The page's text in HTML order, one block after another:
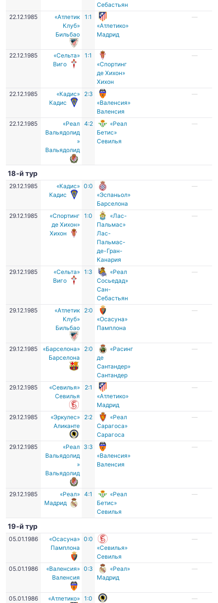
Себастьян
22.12.1985
«Атлетик
Клуб»
Бильбао
1:1
«Атлетико»
Мадрид
—
22.12.1985
«Сельта»
Виго
1:1
«Спортинг
де Хихон»
Хихон
—
22.12.1985
«Кадис»
Кадис
2:3
«Валенсия»
Валенсия
—
22.12.1985
«Реал
Вальядолид
»
Вальядолид
4:2
«Реал
Бетис»
Севилья
—
18-й тур
29.12.1985
«Кадис»
Кадис
0:0
«Эспаньол»
Барселона
—
29.12.1985
«Спортинг
де Хихон»
Хихон
1:0
«Лас-
Пальмас»
Лас-
Пальмас-
де-Гран-
Канария
—
29.12.1985
«Сельта»
Виго
1:3
«Реал
Сосьедад»
Сан-
Себастьян
—
29.12.1985
«Атлетик
Клуб»
Бильбао
2:0
«Осасуна»
Памплона
—
29.12.1985
«Барселона»
Барселона
2:0
«Расинг
де
Сантандер»
Сантандер
—
29.12.1985
«Севилья»
Севилья
2:1
«Атлетико»
Мадрид
—
29.12.1985
«Эркулес»
Аликанте
2:2
«Реал
Сарагоса»
Сарагоса
—
29.12.1985
«Реал
Вальядолид
»
Вальядолид
3:3
«Валенсия»
Валенсия
—
29.12.1985
«Реал»
Мадрид
4:1
«Реал
Бетис»
Севилья
—
19-й тур
05.01.1986
«Осасуна»
Памплона
0:0
«Севилья»
Севилья
—
05.01.1986
«Валенсия»
Валенсия
0:3
«Реал»
Мадрид
—
05.01.1986 «Атлетико» 1:0 —